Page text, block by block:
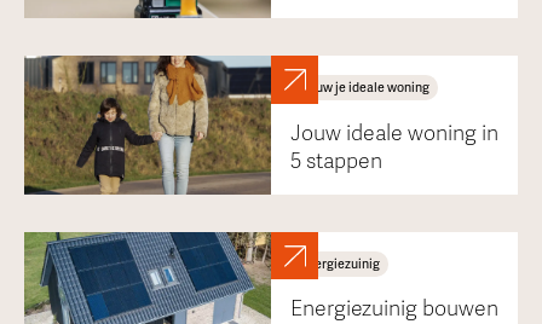
Bouw je ideale woning
Jouw ideale woning in
5 stappen
Energiezuinig
Energiezuinig bouwen